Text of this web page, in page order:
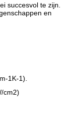
succesvol te zijn.
en
1K-1).
cm2)